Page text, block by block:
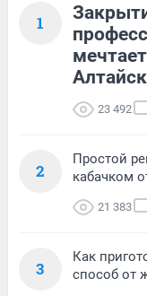
1
23 492
2
Простой
кабачком
21 383
3
Как
способ от